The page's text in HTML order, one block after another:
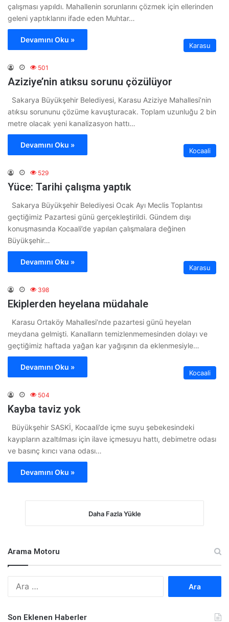
çalışması yapıldı. Mahallenin sorunlarını çözmek için ellerinden
geleni yaptıklarını ifade eden Muhtar…
Devamını Oku »
Karasu
501
Aziziye’nin atıksu sorunu çözülüyor
Sakarya Büyükşehir Belediyesi, Karasu Aziziye Mahallesi’nin
atıksu sorununu çözüme kavuşturacak. Toplam uzunluğu 2 bin
metre olacak yeni kanalizasyon hattı…
Devamını Oku »
Kocaali
529
Yüce: Tarihi çalışma yaptık
Sakarya Büyükşehir Belediyesi Ocak Ayı Meclis Toplantısı
geçtiğimiz Pazartesi günü gerçekleştirildi. Gündem dışı
konuşmasında Kocaali’de yapılan çalışmalara değinen
Büyükşehir…
Devamını Oku »
Karasu
398
Ekiplerden heyelana müdahale
Karasu Ortaköy Mahallesi’nde pazartesi günü heyelan
meydana gelmişti. Kanalların temizlenmemesinden dolayı ve
geçtiğimiz haftada yağan kar yağışının da eklenmesiyle…
Devamını Oku »
Kocaali
504
Kayba taviz yok
Büyükşehir SASKİ, Kocaali’de içme suyu şebekesindeki
kayıpların azaltılması için ilave içmesuyu hattı, debimetre odası
ve basınç kırıcı vana odası…
Devamını Oku »
Daha Fazla Yükle
Arama Motoru
Son Eklenen Haberler